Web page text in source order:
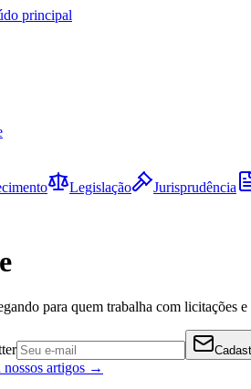
principal
Legislação Jurisprudência
para quem trabalha com licitações
nossos artigos →